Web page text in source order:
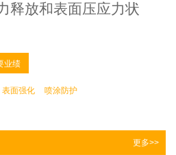
释放和表面压应力状
业绩
表面强化 喷涂防护
更多>>